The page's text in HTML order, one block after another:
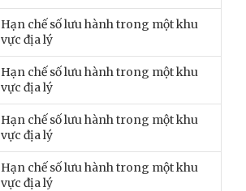
Hạn chế số lưu hành trong một khu
vực địa lý
Hạn chế số lưu hành trong một khu
vực địa lý
Hạn chế số lưu hành trong một khu
vực địa lý
Hạn chế số lưu hành trong một khu
vực địa lý